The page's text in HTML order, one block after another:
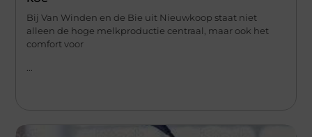
Bij Van Winden en de Bie uit Nieuwkoop staat niet
alleen de hoge melkproductie centraal, maar ook het
comfort voor